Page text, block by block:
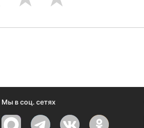
Мы в соц. сетях